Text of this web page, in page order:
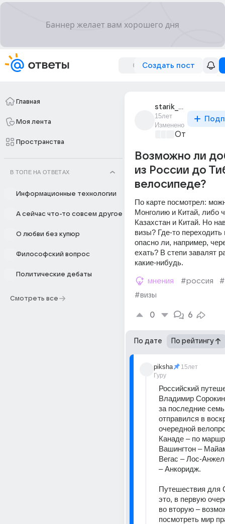
Создать пост
Главная
Моя лента
Пространства
В ТОПЕ НА ОТВЕТАХ
Информационные технологии
А сейчас что-то совсем другое
О любви без купюр
Философский вопрос
Политические дебаты
Смотреть все
starik_s_urala
15лет
Изменено
Отпуск
Возможно ли
из России до
велосипеде?
По карте посмотрел:
Монголию и Китай, либо
Казахстан и Китай. Но
визы? Где-то переходить
опасно ли, например,
ехать? В степи завалят
какие-нибудь.
мнения #россия
#визы
0 6
По дате По рейтингу
piksha
Гуру
15лет
Российский
Владимир
за последние
отправился в
очередной
Канаде – по
Вашингтон –
Вегас – Лос-
– Анкоридж.
Путешествия для
это, в первую
во вторую –
посмотреть мир